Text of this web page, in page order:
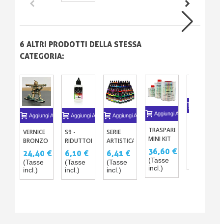
6 ALTRI PRODOTTI DELLA STESSA
CATEGORIA:
Aggiungi Al Carrello
VERNICE
BRONZO
CON
EFFETTO
PATINATO
- KIT
24,40 €
(Tasse
incl.)
Aggiungi Al Carrello
S9 -
RIDUTTORE
DI
ASCIUGATURA–
MIGLIORAMENTO
6,10 €
(Tasse
incl.)
Aggiungi Al Carrello
SERIE
ARTISTICA
PRO – 47
VERNICI
ACRILICHE-
PU PER
6,41 €
(Tasse
incl.)
Aggiungi Al Carrello
TRASPARENTE
MINI KIT
CARROZZERIE
BRILLANTE
O MAT
CON
36,60 €
(Tasse
incl.)